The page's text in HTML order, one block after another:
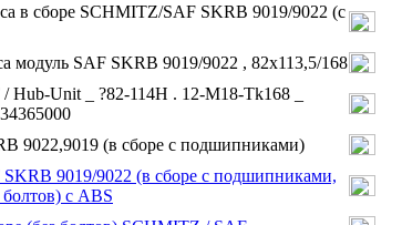
в сборе SCHMITZ/SAF SKRB 9019/9022 (с
модуль SAF SKRB 9019/9022 , 82x113,5/168
Hub-Unit _ ?82-114H . 12-M18-Tk168 _
9022,9019 (в сборе с подшипниками)
9019/9022 (в сборе с подшипниками,
с ABS